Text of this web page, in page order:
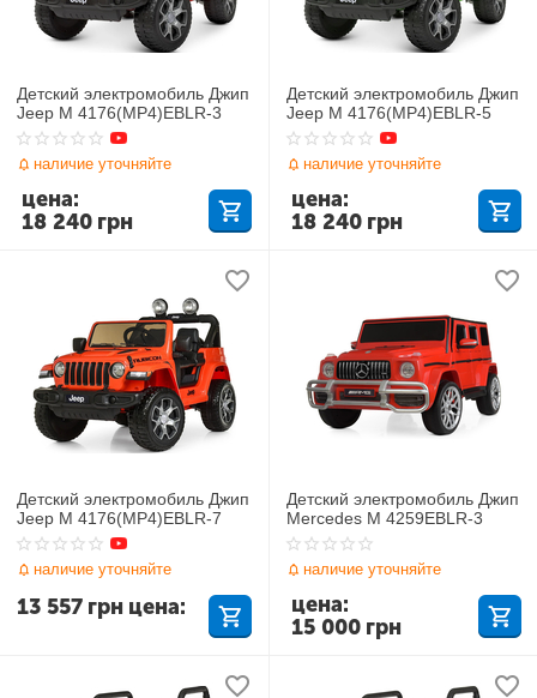
Детский электромобиль Джип
Jeep M 4176(MP4)EBLR-3
наличие уточняйте
18 240 грн
цена:
Детский электромобиль Джип
Jeep M 4176(MP4)EBLR-5
наличие уточняйте
18 240 грн
цена:
Детский электромобиль Джип
Jeep M 4176(MP4)EBLR-7
наличие уточняйте
13 557 грн цена:
Детский электромобиль Джип
Mercedes M 4259EBLR-3
наличие уточняйте
15 000 грн
цена: